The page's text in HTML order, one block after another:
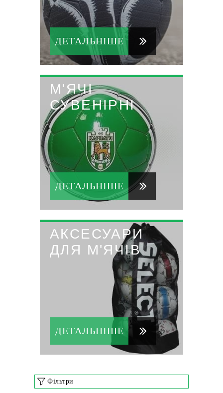
ДЕТАЛЬНІШЕ
М'ЯЧІ
СУВЕНІРНІ
ДЕТАЛЬНІШЕ
АКСЕСУАРИ
ДЛЯ М'ЯЧІВ
ДЕТАЛЬНІШЕ
Фільтри